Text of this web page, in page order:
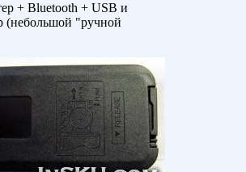
+ Bluetooth + USB и
(небольшой "ручной